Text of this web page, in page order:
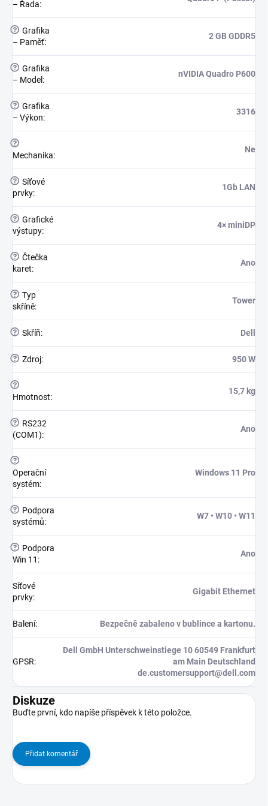
– Řada:
? Grafika
– Paměť:
2 GB GDDR5
? Grafika
– Model :
nVIDIA Quadro P600
? Grafika
– Výkon:
3316
?
Mechanika:
Ne
? Síťové
prvky:
1Gb LAN
? Grafické
výstupy:
4× miniDP
? Čtečka
karet:
Ano
? Typ
skříně:
Tower
? Skříň: Dell
? Zdroj: 950 W
?
Hmotnost:
15,7 kg
?
RS232
(COM1):
Ano
?
Operační
systém:
Windows 11 Pro
?
Podpora
systémů:
W7 • W10 • W11
?
Podpora
Win 11 :
Ano
Síťové
prvky:
Gigabit Ethernet
Balení: Bezpečně zabaleno v bublince a kartonu.
GPSR:
Dell GmbH Unterschweinstiege 10 60549 Frankfurt
am Main Deutschland
de.customersupport@dell.com
Diskuze
Buďte první, kdo napíše příspěvek k této položce.
Přidat komentář